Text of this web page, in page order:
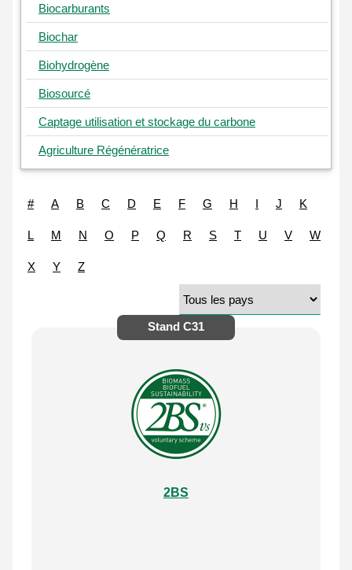
Biocarburants
Biochar
Biohydrogène
Biosourcé
Captage utilisation et stockage du carbone
Agriculture Régénératrice
# A B C D E F G H I J K
L M N O P Q R S T U V W
X Y Z
Stand C31
2BS